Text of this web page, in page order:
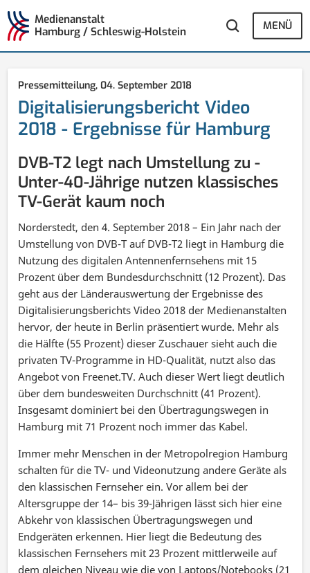
Medienanstalt
Hamburg / Schleswig-Holstein
MENÜ
Pressemitteilung, 04. September 2018
Digitalisierungsbericht Video
2018 - Ergebnisse für Hamburg
DVB-T2 legt nach Umstellung zu -
Unter-40-Jährige nutzen klassisches
TV-Gerät kaum noch
Norderstedt, den 4. September 2018 – Ein Jahr nach der
Umstellung von DVB-T auf DVB-T2 liegt in Hamburg die
Nutzung des digitalen Antennenfernsehens mit 15
Prozent über dem Bundesdurchschnitt (12 Prozent). Das
geht aus der Länderauswertung der Ergebnisse des
Digitalisierungsberichts Video 2018 der Medienanstalten
hervor, der heute in Berlin präsentiert wurde. Mehr als
die Hälfte (55 Prozent) dieser Zuschauer sieht auch die
privaten TV-Programme in HD-Qualität, nutzt also das
Angebot von Freenet.TV. Auch dieser Wert liegt deutlich
über dem bundesweiten Durchschnitt (41 Prozent).
Insgesamt dominiert bei den Übertragungswegen in
Hamburg mit 71 Prozent noch immer das Kabel.
Immer mehr Menschen in der Metropolregion Hamburg
schalten für die TV- und Videonutzung andere Geräte als
den klassischen Fernseher ein. Vor allem bei der
Altersgruppe der 14– bis 39-Jährigen lässt sich hier eine
Abkehr von klassischen Übertragungswegen und
Endgeräten erkennen. Hier liegt die Bedeutung des
klassischen Fernsehers mit 23 Prozent mittlerweile auf
dem gleichen Niveau wie die von Laptops/Notebooks (21